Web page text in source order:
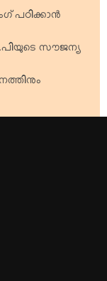
പഠിക്കാന്‍
സൗജന്യ